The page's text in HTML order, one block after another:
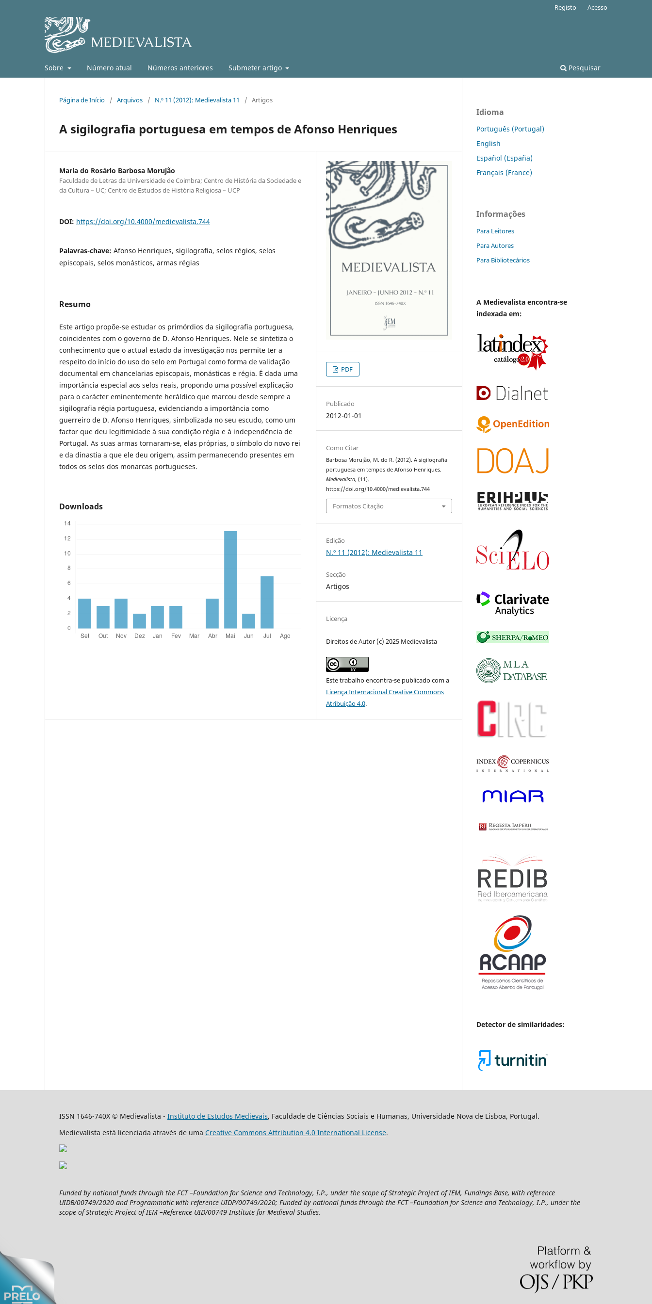
Sobre Número atual Números anteriores Submeter artigo Pesquisar
Registo Acesso
Página de Início / Arquivos / N.º 11 (2012): Medievalista 11 / Artigos
A sigilografia portuguesa em tempos de Afonso Henriques
Maria do Rosário Barbosa Morujão
Faculdade de Letras da Universidade de Coimbra; Centro de História da Sociedade e
da Cultura – UC; Centro de Estudos de História Religiosa – UCP
DOI: https://doi.org/10.4000/medievalista.744
Palavras-chave: Afonso Henriques, sigilografia, selos régios, selos
episcopais, selos monásticos, armas régias
Resumo
Este artigo propõe-se estudar os primórdios da sigilografia portuguesa,
coincidentes com o governo de D. Afonso Henriques. Nele se sintetiza o
conhecimento que o actual estado da investigação nos permite ter a
respeito do início do uso do selo em Portugal como forma de validação
documental em chancelarias episcopais, monásticas e régia. É dada uma
importância especial aos selos reais, propondo uma possível explicação
para o carácter eminentemente heráldico que marcou desde sempre a
sigilografia régia portuguesa, evidenciando a importância como
guerreiro de D. Afonso Henriques, simbolizada no seu escudo, como um
factor que deu legitimidade à sua condição régia e à independência de
Portugal. As suas armas tornaram-se, elas próprias, o símbolo do novo rei
e da dinastia a que ele deu origem, assim permanecendo presentes em
todos os selos dos monarcas portugueses.
Downloads
PDF
Publicado
2012-01-01
Como Citar
Barbosa Morujão, M. do R. (2012). A sigilografia
portuguesa em tempos de Afonso Henriques.
Medievalista, (11).
https://doi.org/10.4000/medievalista.744
Formatos Citação
Edição
N.º 11 (2012): Medievalista 11
Secção
Artigos
Licença
Direitos de Autor (c) 2025 Medievalista
Este trabalho encontra-se publicado com a
Licença Internacional Creative Commons
Atribuição 4.0.
Idioma
Português (Portugal)
English
Español (España)
Français (France)
Informações
Para Leitores
Para Autores
Para Bibliotecários
A Medievalista encontra-se
indexada em:
Detector de similaridades:
ISSN 1646-740X © Medievalista - Instituto de Estudos Medievais, Faculdade de Ciências Sociais e Humanas, Universidade Nova de Lisboa, Portugal.
Medievalista está licenciada através de uma Creative Commons Attribution 4.0 International License.
Funded by national funds through the FCT –Foundation for Science and Technology, I.P., under the scope of Strategic Project of IEM, Fundings Base, with reference
UIDB/00749/2020 and Programmatic with reference UIDP/00749/2020; Funded by national funds through the FCT –Foundation for Science and Technology, I.P., under the
scope of Strategic Project of IEM –Reference UID/00749 Institute for Medieval Studies.